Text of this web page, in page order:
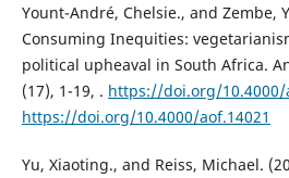
Yount-André, Chelsie., and Zembe,
Consuming Inequities:
political upheaval in South Africa.
(17), 1-19, . https://doi.org/10.4000/
https://doi.org/10.4000/aof.14021
Yu, Xiaoting., and Reiss, Michael.